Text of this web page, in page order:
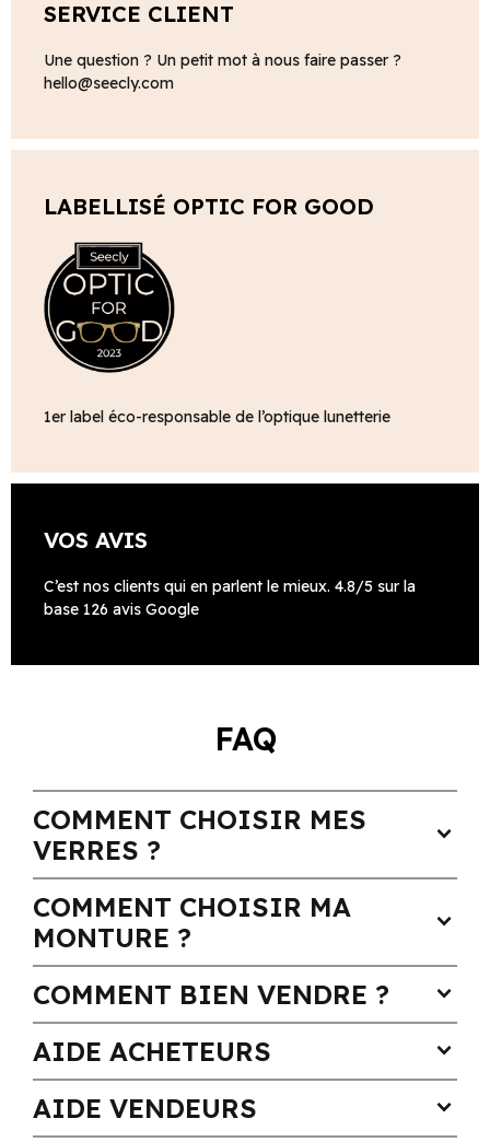
SERVICE CLIENT
Une question ? Un petit mot à nous faire passer ?
hello@seecly.com
LABELLISÉ OPTIC FOR GOOD
1er label éco-responsable de l’optique lunetterie
VOS AVIS
C’est nos clients qui en parlent le mieux. 4.8/5 sur la
base 126 avis Google
FAQ
COMMENT CHOISIR MES
VERRES ?
expand_more
COMMENT CHOISIR MA
MONTURE ?
expand_more
COMMENT BIEN VENDRE ? expand_more
AIDE ACHETEURS expand_more
AIDE VENDEURS expand_more